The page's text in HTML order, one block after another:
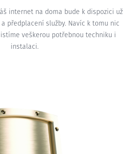
internet na doma bude k dispozici už
předplacení služby. Navíc k tomu nic
veškerou potřebnou techniku i
instalaci.